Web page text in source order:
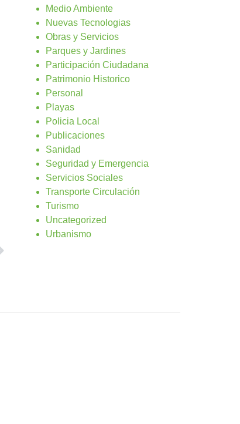
Medio Ambiente
Nuevas Tecnologias
Obras y Servicios
Parques y Jardines
Participación Ciudadana
Patrimonio Historico
Personal
Playas
Policia Local
Publicaciones
Sanidad
Seguridad y Emergencia
Servicios Sociales
Transporte Circulación
Turismo
Uncategorized
Urbanismo